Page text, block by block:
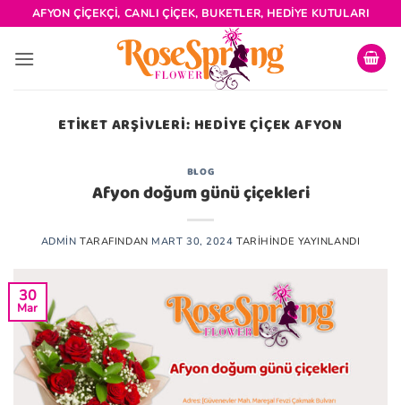
İçeriğe
atla
AFYON ÇIÇEKÇI, CANLI ÇIÇEK, BUKETLER, HEDIYE KUTULARI
ETIKET ARŞIVLERI: HEDIYE ÇIÇEK AFYON
BLOG
Afyon doğum günü çiçekleri
ADMIN TARAFINDAN MART 30, 2024 TARIHINDE YAYINLANDI
30
Mar